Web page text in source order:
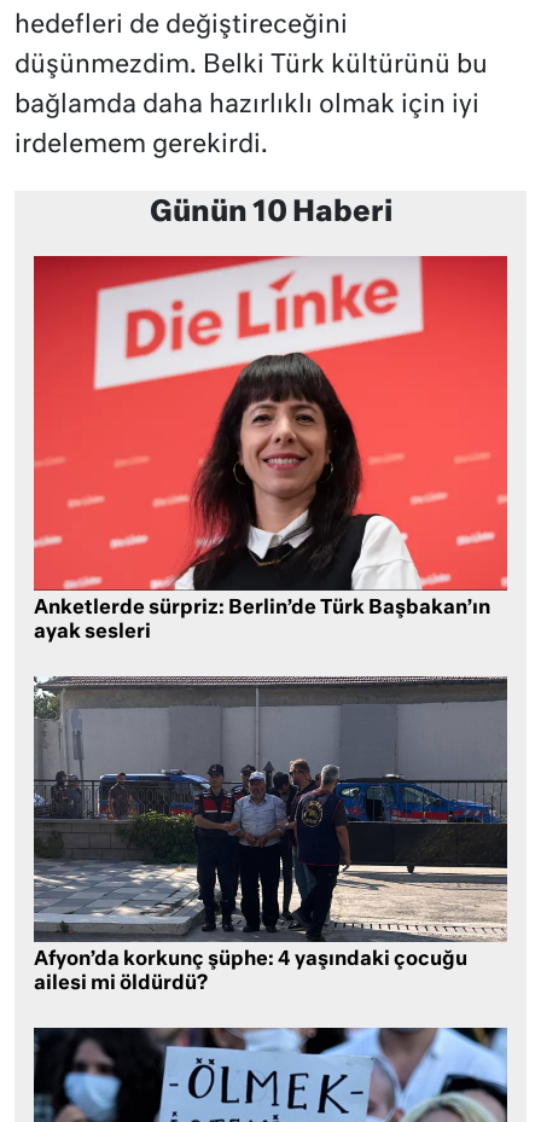
hedefleri de değiştireceğini
düşünmezdim. Belki Türk kültürünü bu
bağlamda daha hazırlıklı olmak için iyi
irdelemem gerekirdi.
Günün 10 Haberi
Anketlerde sürpriz: Berlin’de Türk Başbakan’ın
ayak sesleri
Afyon’da korkunç şüphe: 4 yaşındaki çocuğu
ailesi mi öldürdü?